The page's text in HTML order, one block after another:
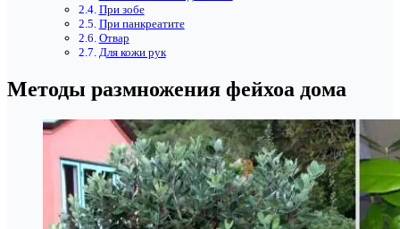
При зобе
При панкреатите
Отвар
Для кожи рук
Методы размножения фейхоа дома